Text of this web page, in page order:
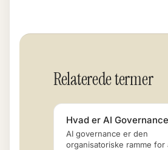
Relaterede termer
Hvad er AI
AI governance er den
organisatoriske ramme for